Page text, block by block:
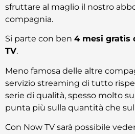
sfruttare al maglio il nostro
compagnia.
Si parte con ben 4 mesi gratis
TV.
Meno famosa delle altre
servizio streaming di tutto
serie di qualità, spesso molto
punta più sulla quantità che
Con Now TV sarà possibile